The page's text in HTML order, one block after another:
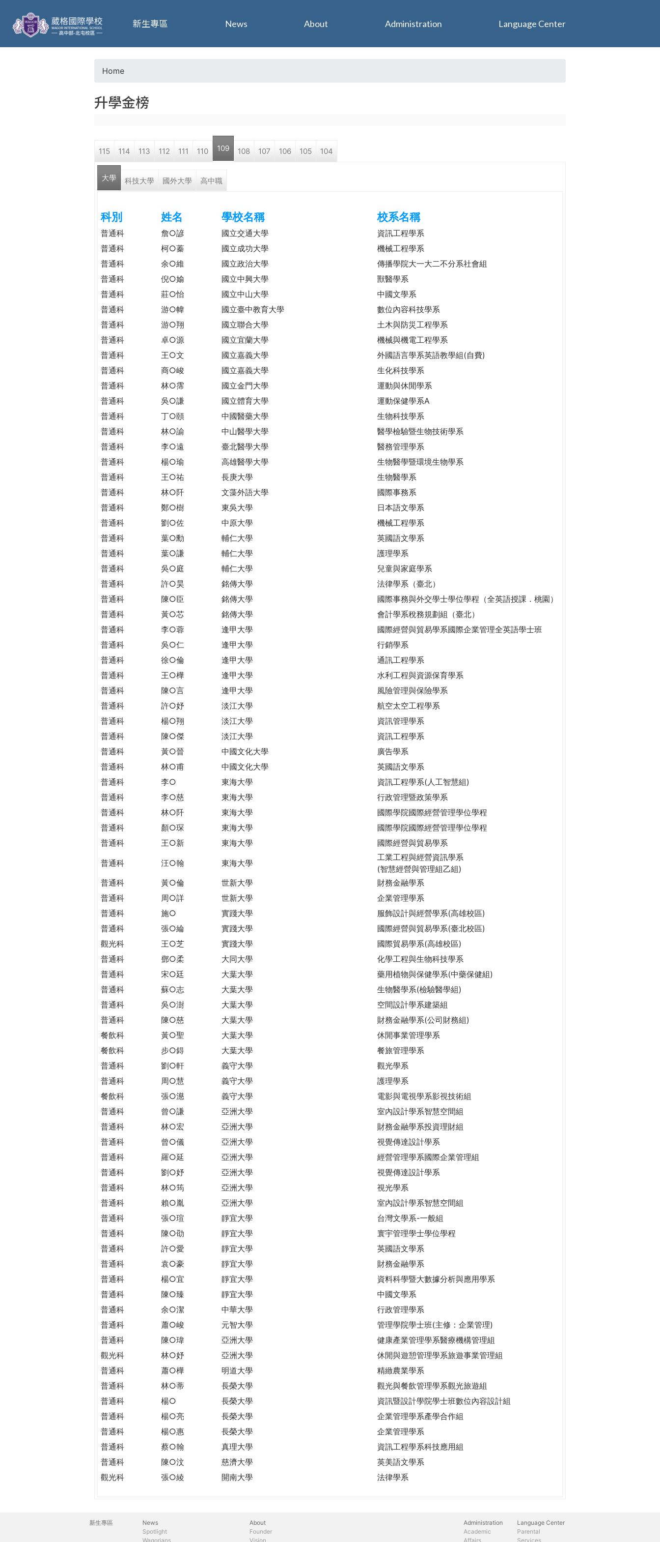
葳
格
o
a
r
h
e
r
e
Home
升學金榜
115 114 113 112 111 110 109 108 107 106 105 104
大學 科技大學 國外大學 高中職
科別 姓名 學校名稱 校系名稱
普通科 詹○諺 國立交通大學
資訊工程學系
普通科
柯○蓁 國立成功大學
機械工程學系
普通科
余○維 國立政治大學
傳播學院大一大二不分系社會組
普通科
倪○媮 國立中興大學
獸醫學系
普通科
莊○怡 國立中山大學
中國文學系
普通科
游○幃 國立臺中教育大學
數位內容科技學系
普通科
游○翔 國立聯合大學
土木與防災工程學系
普通科
卓○源 國立宜蘭大學
機械與機電工程學系
普通科
王○文 國立嘉義大學
外國語言學系英語教學組(自費)
普通科
商○峻 國立嘉義大學
生化科技學系
普通科
林○霈 國立金門大學
運動與休閒學系
普通科
吳○謙 國立體育大學
運動保健學系A
普通科
丁○頤 中國醫藥大學
生物科技學系
普通科
林○諭 中山醫學大學
醫學檢驗暨生物技術學系
普通科
李○遠 臺北醫學大學
醫務管理學系
普通科
楊○瑜 高雄醫學大學
生物醫學暨環境生物學系
普通科
王○祐 長庚大學
生物醫學系
普通科
林○阡 文藻外語大學
國際事務系
普通科
鄭○樹 東吳大學
日本語文學系
普通科
劉○佐 中原大學
機械工程學系
普通科
葉○勳 輔仁大學
英國語文學系
普通科
葉○謙 輔仁大學
護理學系
普通科
吳○庭 輔仁大學
兒童與家庭學系
普通科
許○昊 銘傳大學
法律學系（臺北）
普通科
陳○臣 銘傳大學
國際事務與外交學士學位學程（全英語授課．桃園）
普通科
黃○芯 銘傳大學
會計學系稅務規劃組（臺北）
普通科
李○蓉 逢甲大學
國際經營與貿易學系國際企業管理全英語學士班
普通科
吳○仁 逢甲大學
行銷學系
普通科
徐○倫 逢甲大學
通訊工程學系
普通科
王○樺 逢甲大學
水利工程與資源保育學系
普通科
陳○言 逢甲大學
風險管理與保險學系
普通科
許○妤 淡江大學
航空太空工程學系
普通科
楊○翔 淡江大學
資訊管理學系
普通科
陳○傑 淡江大學
資訊工程學系
普通科
黃○晉 中國文化大學
廣告學系
普通科
林○甫 中國文化大學
英國語文學系
普通科
李○ 東海大學
資訊工程學系(人工智慧組)
普通科
李○慈 東海大學
行政管理暨政策學系
普通科
林○阡 東海大學
國際學院國際經營管理學位學程
普通科
顏○琛 東海大學
國際學院國際經營管理學位學程
普通科
王○新 東海大學 國際經營與貿易學系
普通科 汪○翰 東海大學
工業工程與經營資訊學系
(智慧經營與管理組乙組)
普通科
黃○倫 世新大學
財務金融學系
普通科
周○詳 世新大學
企業管理學系
普通科
施○ 實踐大學
服飾設計與經營學系(高雄校區)
普通科
張○綸 實踐大學
國際經營與貿易學系(臺北校區)
觀光科
王○芝 實踐大學
國際貿易學系(高雄校區)
普通科
鄧○柔 大同大學
化學工程與生物科技學系
普通科
宋○廷 大葉大學
藥用植物與保健學系(中藥保健組)
普通科
蘇○志 大葉大學
生物醫學系(檢驗醫學組)
普通科
吳○澍 大葉大學
空間設計學系建築組
普通科
陳○慈 大葉大學
財務金融學系(公司財務組)
餐飲科
黃○聖 大葉大學
休閒事業管理學系
餐飲科
步○鍀 大葉大學
餐旅管理學系
普通科
劉○軒 義守大學
觀光學系
普通科
周○慧 義守大學
護理學系
餐飲科
張○濨 義守大學
電影與電視學系影視技術組
普通科
曾○謙 亞洲大學
室內設計學系智慧空間組
普通科
林○宏 亞洲大學
財務金融學系投資理財組
普通科
曾○儀 亞洲大學
視覺傳達設計學系
普通科
羅○延 亞洲大學
經營管理學系國際企業管理組
普通科
劉○妤 亞洲大學
視覺傳達設計學系
普通科
林○筠 亞洲大學
視光學系
普通科
賴○胤 亞洲大學
室內設計學系智慧空間組
普通科
張○瑄 靜宜大學
台灣文學系-一般組
普通科
陳○劭 靜宜大學
寰宇管理學士學位學程
普通科
許○愛 靜宜大學
英國語文學系
普通科
袁○豪 靜宜大學
財務金融學系
普通科
楊○宜 靜宜大學
資料科學暨大數據分析與應用學系
普通科
陳○臻 靜宜大學
中國文學系
普通科
余○潔 中華大學
行政管理學系
普通科
蕭○峻 元智大學
管理學院學士班(主修：企業管理)
普通科
陳○瑋 亞洲大學
健康產業管理學系醫療機構管理組
觀光科
林○妤 亞洲大學
休閒與遊憩管理學系旅遊事業管理組
普通科
蕭○樺 明道大學
精緻農業學系
普通科
林○蒂 長榮大學
觀光與餐飲管理學系觀光旅遊組
普通科
楊○ 長榮大學
資訊暨設計學院學士班數位內容設計組
普通科
楊○亮 長榮大學
企業管理學系產學合作組
普通科
楊○惠 長榮大學
企業管理學系
普通科
蔡○翰 真理大學
資訊工程學系科技應用組
普通科
陳○汶 慈濟大學
英美語文學系
觀光科
張○綾 開南大學 法律學系
新生專區 News About Administration Language Center
主
新生專區
News
Spotlight
Wagorians
About
Founder
Vision
Administration
Academic
Affairs
Parental
Services
Language Center